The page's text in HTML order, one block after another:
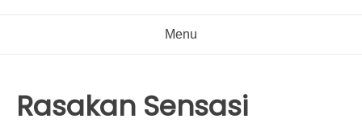
Menu
Rasakan Sensasi